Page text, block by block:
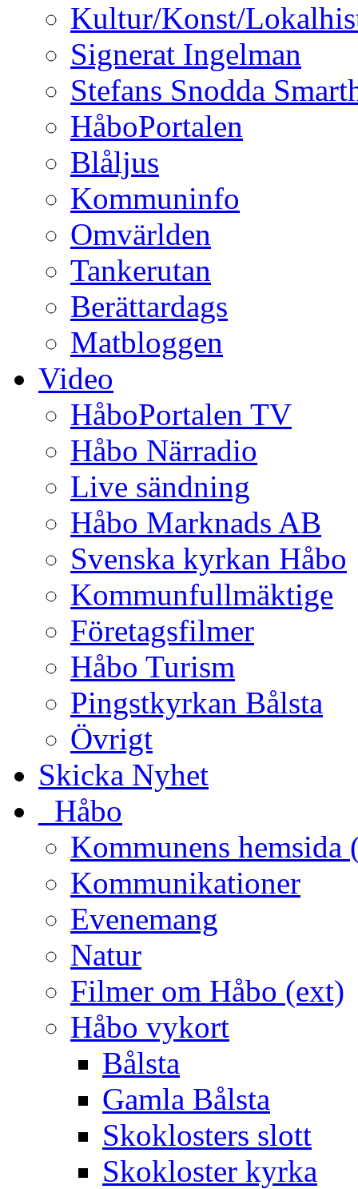
Kultur/Konst/
Signerat Ingelman
Stefans Snodda
HåboPortalen
Blåljus
Kommuninfo
Omvärlden
Tankerutan
Berättardags
Matbloggen
Video
HåboPortalen TV
Håbo Närradio
Live sändning
Håbo Marknads AB
Svenska kyrkan Håbo
Kommunfullmäktige
Företagsfilmer
Håbo Turism
Pingstkyrkan Bålsta
Övrigt
Skicka Nyhet
_Håbo
Kommunens hemsida
Kommunikationer
Evenemang
Natur
Filmer om Håbo (ext)
Håbo vykort
Bålsta
Gamla Bålsta
Skoklosters slott
Skokloster kyrka